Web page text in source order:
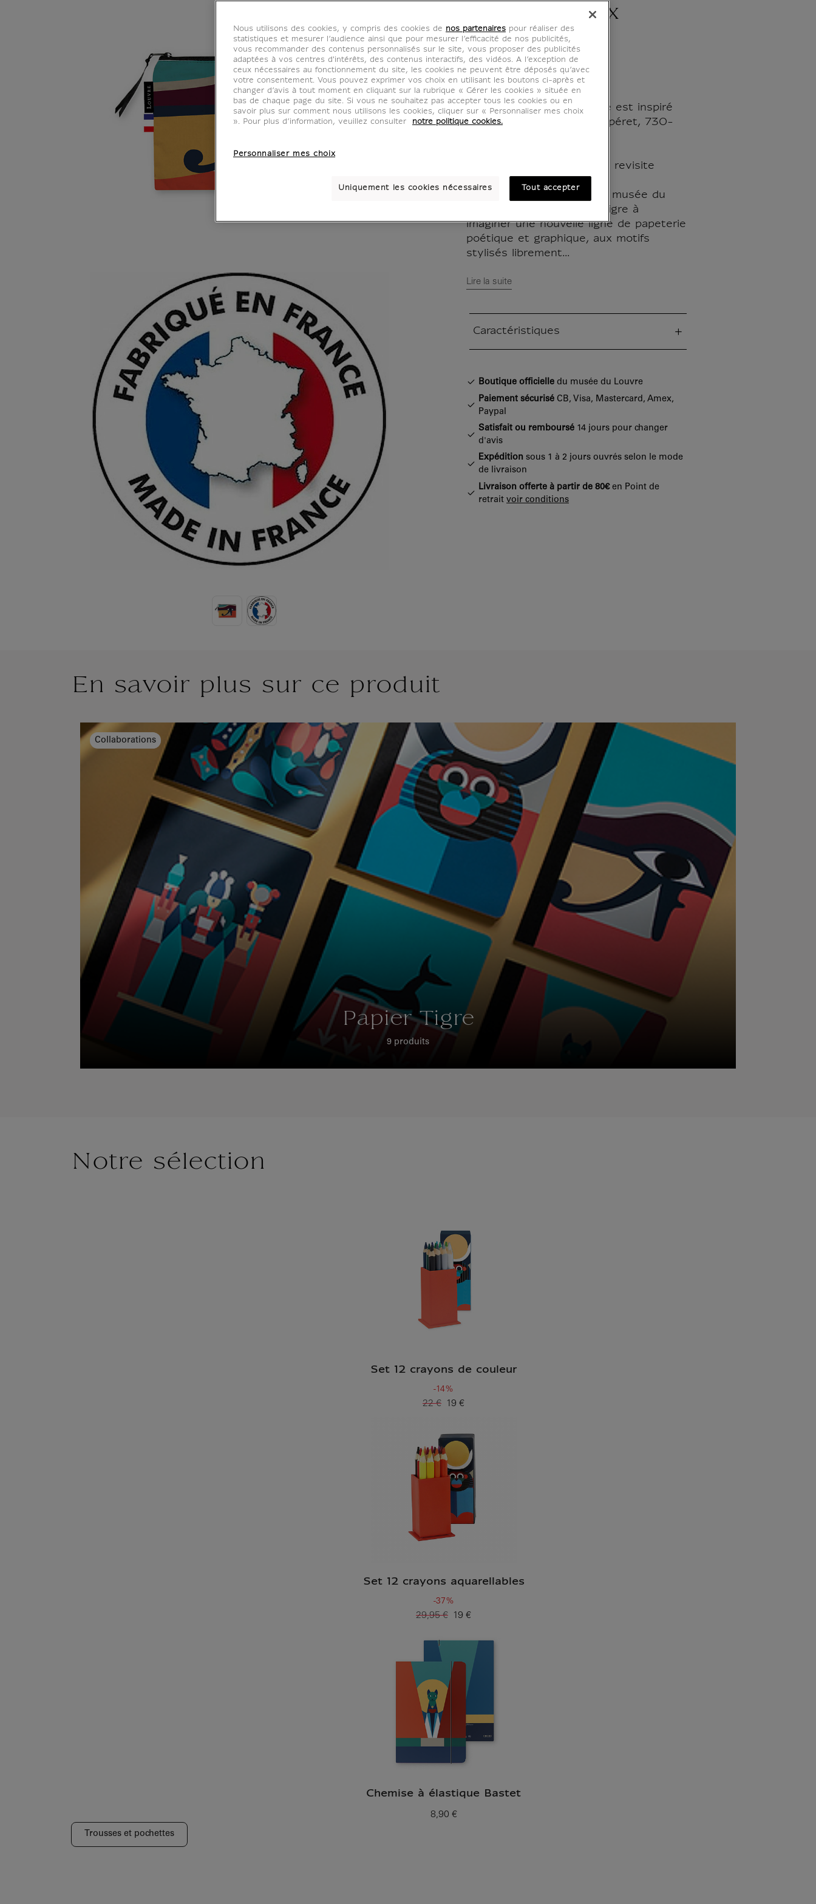
Papier Tigre x
Louvre
CH901288
Le visuel de cette trousse est inspiré
par la Stèle de la dame Tapéret, 730-
Une ligne de papeterie qui revisite
La Rmn-Grand Palais et le musée du
Louvre ont invité Papier Tigre à
imaginer une nouvelle ligne de papeterie
poétique et graphique, aux motifs
stylisés librement...
Lire la suite
Caractéristiques
Boutique officielle du musée du Louvre
Paiement sécurisé CB, Visa, Mastercard, Amex,
Paypal
Satisfait ou remboursé 14 jours pour changer
d'avis
Expédition sous 1 à 2 jours ouvrés selon le mode
de livraison
Livraison offerte à partir de 80€en Point de
retrait voir conditions
Notre sélection
Set 12 crayons de couleur
-14%
Prix ​​actuel
19 €
Ancien prix
22 €
Set 12 crayons aquarellables
-37%
Prix ​​actuel
19 €
Ancien prix
29,95 €
Chemise à élastique Bastet
Prix ​​actuel
8,90 €
Trousses et pochettes
En savoir plus sur ce produit
Collaborations
Papier Tigre
9 produits
Nous utilisons des cookies, y compris des cookies de nos partenaires pour réaliser des
statistiques et mesurer l’audience ainsi que pour mesurer l’efficacité de nos publicités,
vous recommander des contenus personnalisés sur le site, vous proposer des publicités
adaptées à vos centres d'intérêts, des contenus interactifs, des vidéos. A l’exception de
ceux nécessaires au fonctionnement du site, les cookies ne peuvent être déposés qu’avec
votre consentement. Vous pouvez exprimer vos choix en utilisant les boutons ci-après et
changer d’avis à tout moment en cliquant sur la rubrique « Gérer les cookies » située en
bas de chaque page du site. Si vous ne souhaitez pas accepter tous les cookies ou en
savoir plus sur comment nous utilisons les cookies, cliquer sur « Personnaliser mes choix
». Pour plus d’information, veuillez consulter
notre politique cookies.
Personnaliser mes choix
Uniquement les cookies nécessaires Tout accepter